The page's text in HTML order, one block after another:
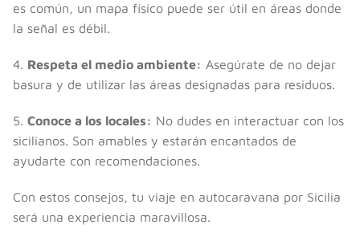
es común, un mapa físico puede ser útil en áreas donde
la señal es débil.
4. Respeta el medio ambiente: Asegúrate de no dejar
basura y de utilizar las áreas designadas para residuos.
5. Conoce a los locales: No dudes en interactuar con los
sicilianos. Son amables y estarán encantados de
ayudarte con recomendaciones.
Con estos consejos, tu viaje en autocaravana por Sicilia
será una experiencia maravillosa.